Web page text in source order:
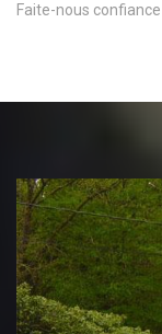
Faite-nous